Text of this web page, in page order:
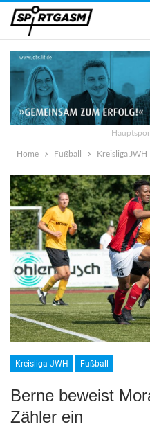
Home
Fußball Kreisliga JWH
Kreisliga JWH Fußball
Berne beweist
Zähler ein